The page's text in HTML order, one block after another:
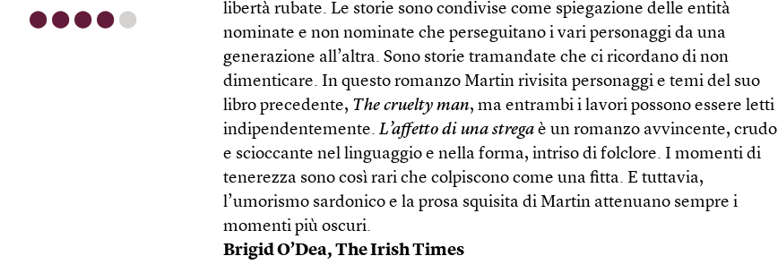
⬤ ⬤ ⬤ ⬤ ⬤
libertà rubate. Le storie sono condivise come spiegazione delle entità
nominate e non nominate che perseguitano i vari personaggi da una
generazione all’altra. Sono storie tramandate che ci ricordano di non
dimenticare. In questo romanzo Martin rivisita personaggi e temi del suo
libro precedente, The cruelty man, ma entrambi i lavori possono essere letti
indipendentemente.L’affetto di una strega è un romanzo avvincente, crudo
e scioccante nel linguaggio e nella forma, intriso di folclore. I momenti di
tenerezza sono così rari che colpiscono come una fitta. E tuttavia,
l’umorismo sardonico e la prosa squisita di Martin attenuano sempre i
momenti più oscuri.
Brigid O’Dea, The Irish Times